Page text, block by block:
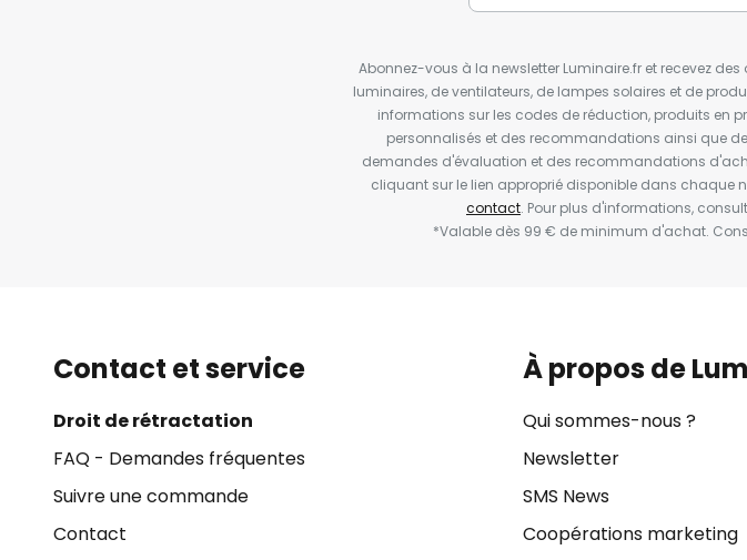
Abonnez-vous à la newsletter Luminaire.fr et recevez
luminaires, de ventilateurs, de lampes solaires et de
informations sur les codes de réduction, produits en
personnalisés et des recommandations ainsi que
demandes d'évaluation et des recommandations
cliquant sur le lien approprié disponible dans chaque
contact. Pour plus d'informations,
*Valable dès 99 € de minimum d'achat.
Contact et service
Droit de rétractation
FAQ - Demandes fréquentes
Suivre une commande
Contact
À propos de
Qui sommes-nous ?
Newsletter
SMS News
Coopérations marketing